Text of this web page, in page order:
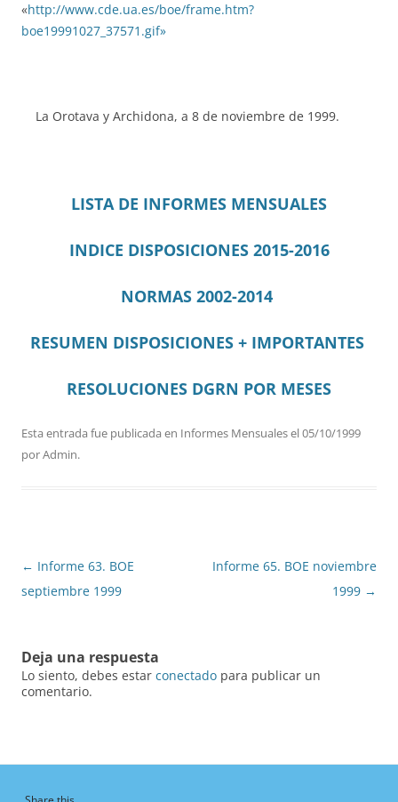
«http://www.cde.ua.es/boe/frame.htm?
boe19991027_37571.gif»
La Orotava y Archidona, a 8 de noviembre de 1999.
LISTA DE INFORMES MENSUALES
INDICE DISPOSICIONES 2015-2016
NORMAS 2002-2014
RESUMEN DISPOSICIONES + IMPORTANTES
RESOLUCIONES DGRN POR MESES
Esta entrada fue publicada en Informes Mensualesel05/10/1999
porAdmin.
Navegación
de
← Informe 63. BOE
septiembre 1999
Informe 65. BOE noviembre
1999 →
Deja una respuesta
Lo siento, debes estar conectado para publicar un
comentario.